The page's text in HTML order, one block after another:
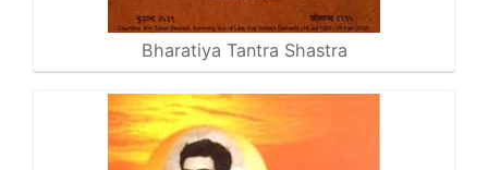
Bharatiya Tantra Shastra